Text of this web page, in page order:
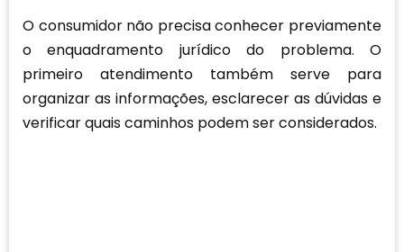
O consumidor não precisa conhecer previamente
o enquadramento jurídico do problema. O
primeiro atendimento também serve para
organizar as informações, esclarecer as dúvidas e
verificar quais caminhos podem ser considerados.